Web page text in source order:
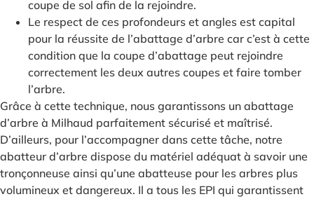
coupe de sol afin de la rejoindre.
Le respect de ces profondeurs et angles est capital
pour la réussite de l’abattage d’arbre car c’est à cette
condition que la coupe d’abattage peut rejoindre
correctement les deux autres coupes et faire tomber
l’arbre.
Grâce à cette technique, nous garantissons un abattage
d’arbre à Milhaud parfaitement sécurisé et maîtrisé.
D’ailleurs, pour l’accompagner dans cette tâche, notre
abatteur d’arbre dispose du matériel adéquat à savoir une
tronçonneuse ainsi qu’une abatteuse pour les arbres plus
volumineux et dangereux. Il a tous les EPI qui garantissent